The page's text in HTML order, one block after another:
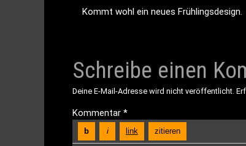
Kommt wohl ein neues Frühlingsdesign.
Schreibe einen
Deine E-Mail-Adresse wird nicht veröffentlicht.
Kommentar *